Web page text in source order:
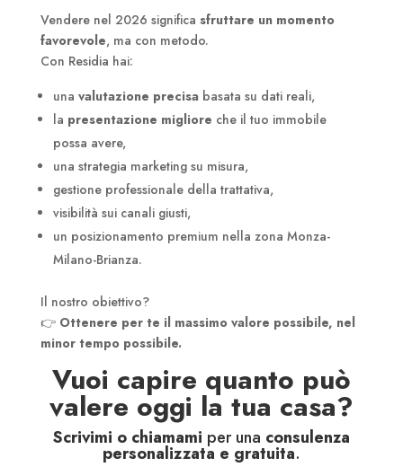
Vendere nel 2026 significa sfruttare un momento
favorevole, ma con metodo.
Con Residia hai:
una valutazione precisabasata su dati reali,
la presentazione migliore che il tuo immobile
possa avere,
una strategia marketing su misura,
gestione professionale della trattativa,
visibilità sui canali giusti,
un posizionamento premium nella zona Monza-
Milano-Brianza.
Il nostro obiettivo?
👉 Ottenere per te il massimo valore possibile, nel
minor tempo possibile.
Vuoi capire quanto può
valere oggi la tua casa?
Scrivimi o chiamami per una consulenza
personalizzata e gratuita.